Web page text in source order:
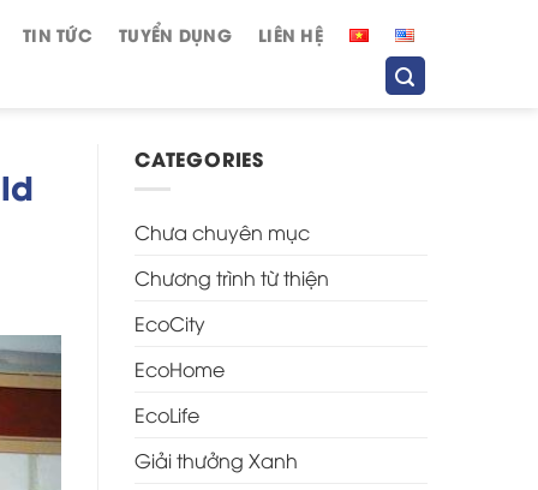
TIN TỨC TUYỂN DỤNG LIÊN HỆ
CATEGORIES
Chưa chuyên mục
Chương trình từ thiện
EcoCity
EcoHome
EcoLife
Giải thưởng Xanh